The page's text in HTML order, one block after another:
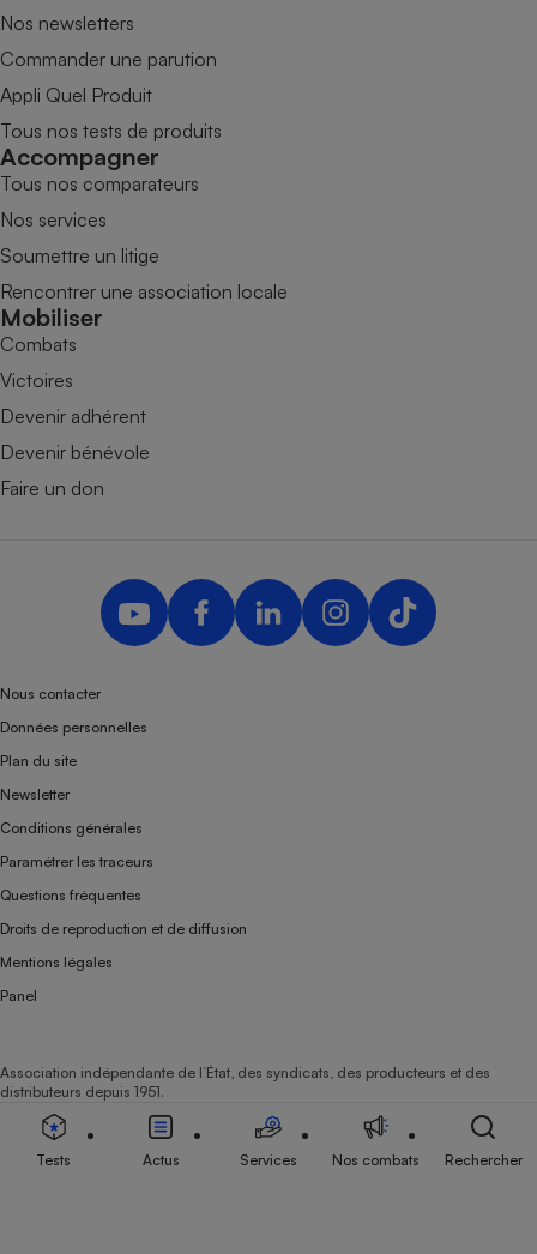
Nos newsletters
Commander une parution
Appli Quel Produit
Tous nos tests de produits
Accompagner
Tous nos comparateurs
Nos services
Soumettre un litige
Rencontrer une association locale
Mobiliser
Combats
Victoires
Devenir adhérent
Devenir bénévole
Faire un don
Nous contacter
Données personnelles
Plan du site
Newsletter
Conditions générales
Paramétrer les traceurs
Questions fréquentes
Droits de reproduction et de diffusion
Mentions légales
Panel
Association indépendante de l’État, des syndicats, des producteurs et des
distributeurs depuis 1951.
Tests Actus Services Nos combats Rechercher